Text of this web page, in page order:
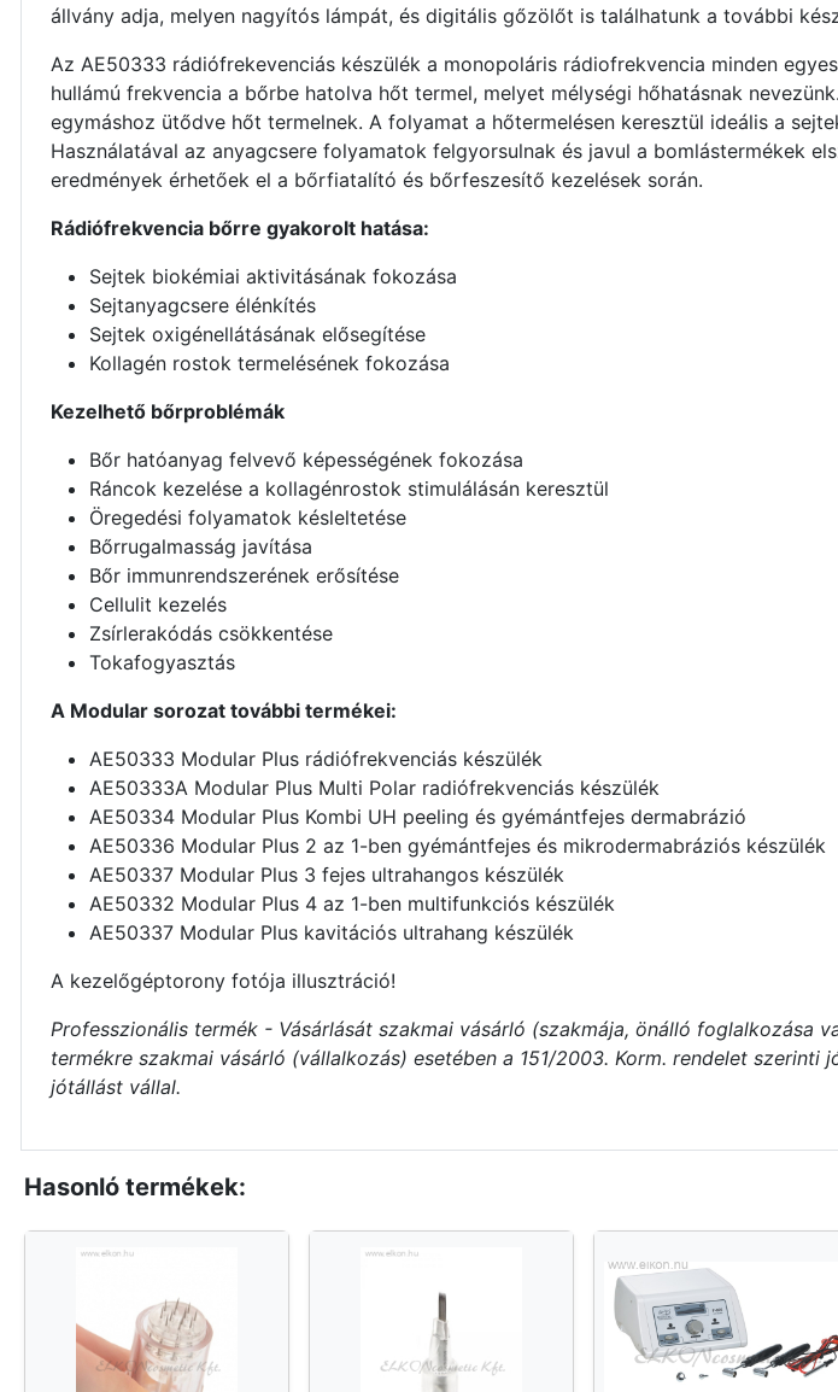
állvány adja, melyen nagyítós lámpát, és digitális gőzölőt is találhatunk a további
Az AE50333 rádiófrekevenciás készülék a monopoláris rádiofrekvencia minden
hullámú frekvencia a bőrbe hatolva hőt termel, melyet mélységi hőhatásnak
egymáshoz ütődve hőt termelnek. A folyamat a hőtermelésen keresztül ideális a
Használatával az anyagcsere folyamatok felgyorsulnak és javul a bomlástermékek
eredmények érhetőek el a bőrfiatalító és bőrfeszesítő kezelések során.
Rádiófrekvencia bőrre gyakorolt hatása:
Sejtek biokémiai aktivitásának fokozása
Sejtanyagcsere élénkítés
Sejtek oxigénellátásának elősegítése
Kollagén rostok termelésének fokozása
Kezelhető bőrproblémák
Bőr hatóanyag felvevő képességének fokozása
Ráncok kezelése a kollagénrostok stimulálásán keresztül
Öregedési folyamatok késleltetése
Bőrrugalmasság javítása
Bőr immunrendszerének erősítése
Cellulit kezelés
Zsírlerakódás csökkentése
Tokafogyasztás
A Modular sorozat további termékei:
AE50333 Modular Plus rádiófrekvenciás készülék
AE50333A Modular Plus Multi Polar radiófrekvenciás készülék
AE50334 Modular Plus Kombi UH peeling és gyémántfejes dermabrázió
AE50336 Modular Plus 2 az 1-ben gyémántfejes és mikrodermabráziós készülék
AE50337 Modular Plus 3 fejes ultrahangos készülék
AE50332 Modular Plus 4 az 1-ben multifunkciós készülék
AE50337 Modular Plus kavitációs ultrahang készülék
A kezelőgéptorony fotója illusztráció!
Professzionális termék - Vásárlását szakmai vásárló (szakmája, önálló foglalkozása
termékre szakmai vásárló (vállalkozás) esetében a 151/2003. Korm. rendelet
jótállást vállal.
Hasonló termékek: